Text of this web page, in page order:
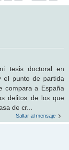
tesis doctoral en
el punto de partida
compara a España
delitos de los que
de cr...
Saltar al mensaje